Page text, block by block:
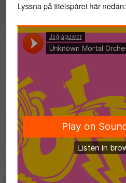
Lyssna på titelspåret här nedan: